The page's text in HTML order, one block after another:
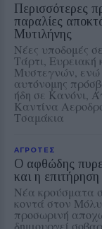
Περισσότερες
παραλίες
Μυτιλήνης
Νέες υποδομές
Τάρτι, Ευρειακή
Μυστεγνών, ενώ
αυτόνομης
ήδη σε Κανόνι,
Καντίνα
Τσαμάκια
ΑΓΡΟΤΕΣ
Ο αφθώδης
και η
Νέα κρούσματα
κοντά στον
προσωρινή
δημιουργεί